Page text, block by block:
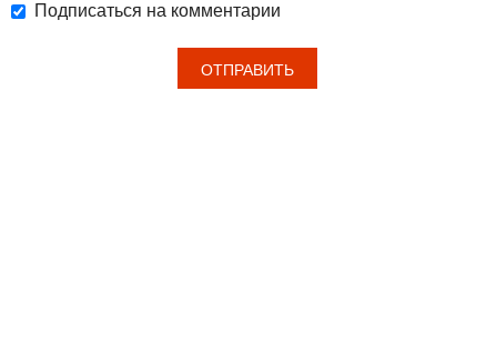
Подписаться на комментарии